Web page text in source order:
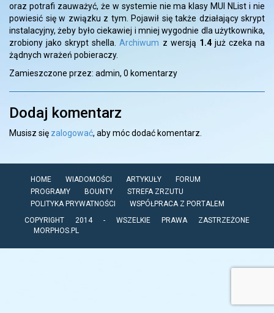
oraz potrafi zauważyć, że w systemie nie ma klasy MUI NList i nie
powiesić się w związku z tym. Pojawił się także działający skrypt
instalacyjny, żeby było ciekawiej i mniej wygodnie dla użytkownika,
zrobiony jako skrypt shella.Archiwum z wersją 1.4już czeka na
żądnych wrażeń pobieraczy.
Zamieszczone przez: admin, 0 komentarzy
Dodaj komentarz
Musisz się zalogować, aby móc dodać komentarz.
HOME WIADOMOŚCI ARTYKUŁY
FORUM
PROGRAMY
BOUNTY
STREFA ZRZUTU
POLITYKA PRYWATNOŚCI
WSPÓŁPRACA Z PORTALEM
COPYRIGHT 2014 - WSZELKIE PRAWA ZASTRZEŻONE
MORPHOS.PL